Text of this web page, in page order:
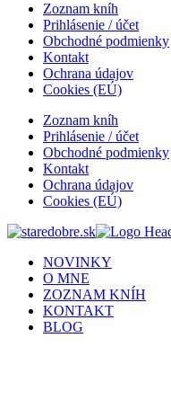
Zoznam kníh
Prihlásenie / účet
Obchodné podmienky
Kontakt
Ochrana údajov
Cookies (EÚ)
Zoznam kníh
Prihlásenie / účet
Obchodné podmienky
Kontakt
Ochrana údajov
Cookies (EÚ)
NOVINKY
O MNE
ZOZNAM KNÍH
KONTAKT
BLOG